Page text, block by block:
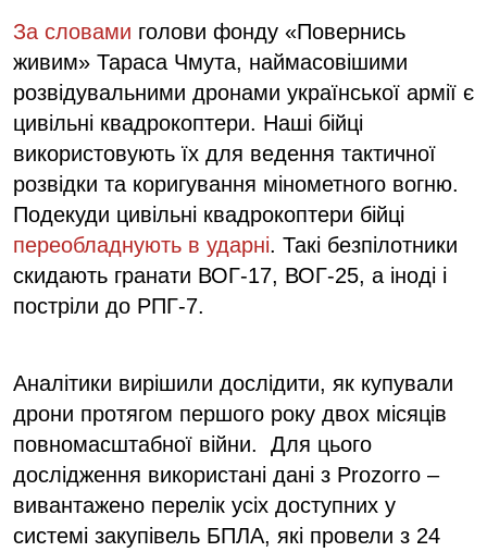
За словами голови фонду «Повернись
живим» Тараса Чмута, наймасовішими
розвідувальними дронами української армії є
цивільні квадрокоптери. Наші бійці
використовують їх для ведення тактичної
розвідки та коригування мінометного вогню.
Подекуди цивільні квадрокоптери бійці
переобладнують в ударні. Такі безпілотники
скидають гранати ВОГ-17, ВОГ-25, а іноді і
постріли до РПГ-7.
Аналітики вирішили дослідити, як купували
дрони протягом першого року двох місяців
повномасштабної війни. Для цього
дослідження використані дані з Prozorro –
вивантажено перелік усіх доступних у
системі закупівель БПЛА, які провели з 24